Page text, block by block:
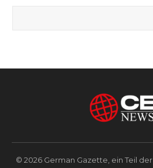
© 2026 German Gazette, ein Teil der